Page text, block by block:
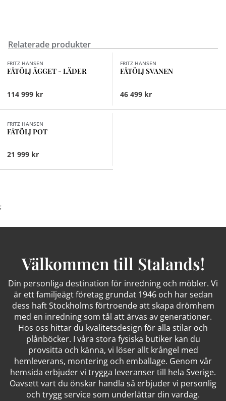
Relaterade produkter
Finns i fler val (7)
FRITZ HANSEN
FÅTÖLJ ÄGGET - LÄDER
114 999 kr
FRITZ HANSEN
FÅTÖLJ SVANEN
46 499 kr
FRITZ HANSEN
FÅTÖLJ POT
21 999 kr
;
Välkommen till Stalands!
Din personliga destination för inredning och möbler. Vi
är ett familjeägt företag grundat 1946 och har sedan
dess haft Stockholms förtroende att skapa drömhem
med en inredning som tål att ärvas av generationer.
Hos oss hittar du kvalitetsdesign för alla stilar och
plånböcker. I våra stora fysiska butiker kan du
provsitta och känna, vi löser allt krångel med
hemleverans, montering och emballage. Genom vår
hemsida erbjuder vi trygga leveranser till hela Sverige.
Oavsett vart du önskar handla så erbjuder vi personlig
och trygg service som underlättar din vardag.